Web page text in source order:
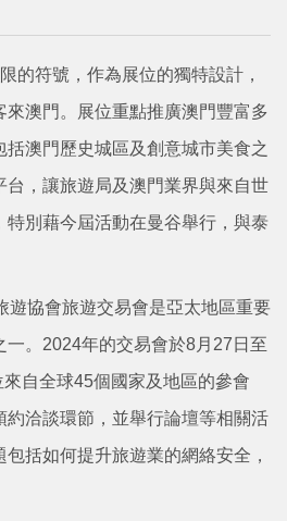
的符號，作為展位的獨特設計，
澳門。展位重點推廣澳門豐富多
澳門歷史城區及創意城市美食之
台，讓旅遊局及澳門業界與來自世
別藉今屆活動在曼谷舉行，與泰
遊協會旅遊交易會是亞太地區重要
一。2024年的交易會於8月27日至
自全球45個國家及地區的參會
約洽談環節，並舉行論壇等相關活
括如何提升旅遊業的網絡安全，